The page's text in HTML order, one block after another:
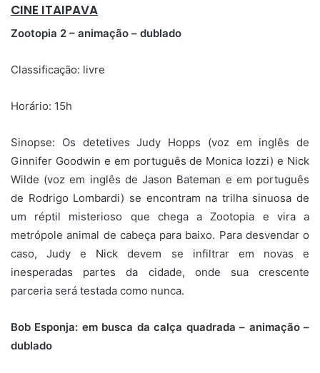
CINE ITAIPAVA
Zootopia 2 – animação – dublado
Classificação: livre
Horário: 15h
Sinopse: Os detetives Judy Hopps (voz em inglês de
Ginnifer Goodwin e em português de Monica Iozzi) e Nick
Wilde (voz em inglês de Jason Bateman e em português
de Rodrigo Lombardi) se encontram na trilha sinuosa de
um réptil misterioso que chega a Zootopia e vira a
metrópole animal de cabeça para baixo. Para desvendar o
caso, Judy e Nick devem se infiltrar em novas e
inesperadas partes da cidade, onde sua crescente
parceria será testada como nunca.
Bob Esponja: em busca da calça quadrada – animação –
dublado